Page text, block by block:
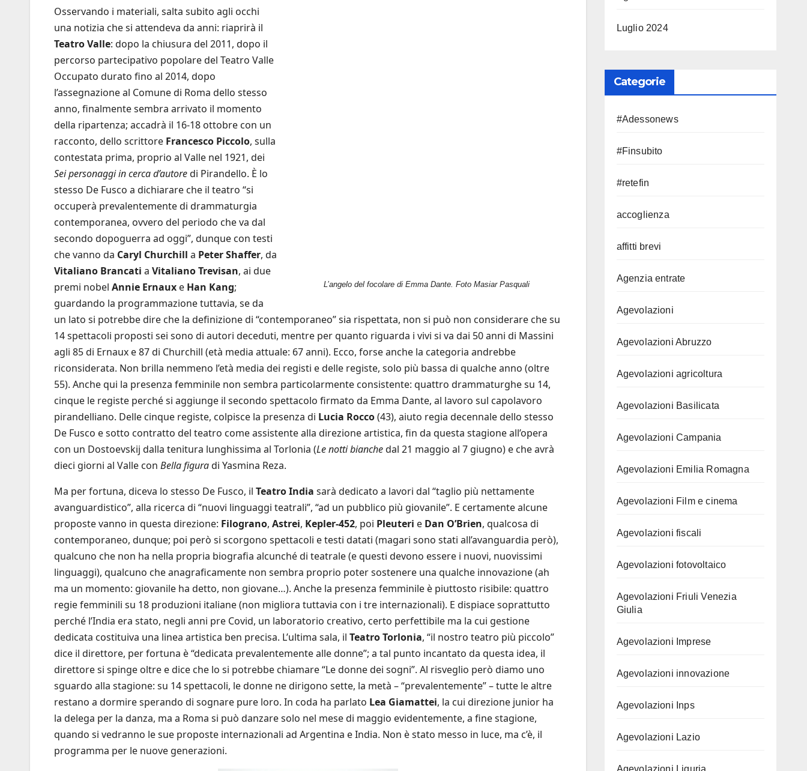
L’angelo del focolare di Emma Dante. Foto Masiar Pasquali
Osservando i materiali, salta subito agli occhi
una notizia che si attendeva da anni: riaprirà il
Teatro Valle: dopo la chiusura del 2011, dopo il
percorso partecipativo popolare del Teatro Valle
Occupato durato fino al 2014, dopo
l’assegnazione al Comune di Roma dello stesso
anno, finalmente sembra arrivato il momento
della ripartenza; accadrà il 16-18 ottobre con un
racconto, dello scrittore Francesco Piccolo, sulla
contestata prima, proprio al Valle nel 1921, dei
Sei personaggi in cerca d’autoredi Pirandello. È lo
stesso De Fusco a dichiarare che il teatro “si
occuperà prevalentemente di drammaturgia
contemporanea, ovvero del periodo che va dal
secondo dopoguerra ad oggi”, dunque con testi
che vanno da Caryl Churchill a Peter Shaffer, da
Vitaliano Brancati a Vitaliano Trevisan, ai due
premi nobel Annie Ernaux e Han Kang;
guardando la programmazione tuttavia, se da
un lato si potrebbe dire che la definizione di “contemporaneo” sia rispettata, non si può non considerare che su
14 spettacoli proposti sei sono di autori deceduti, mentre per quanto riguarda i vivi si va dai 50 anni di Massini
agli 85 di Ernaux e 87 di Churchill (età media attuale: 67 anni). Ecco, forse anche la categoria andrebbe
riconsiderata. Non brilla nemmeno l’età media dei registi e delle registe, solo più bassa di qualche anno (oltre
55). Anche qui la presenza femminile non sembra particolarmente consistente: quattro drammaturghe su 14,
cinque le registe perché si aggiunge il secondo spettacolo firmato da Emma Dante, al lavoro sul capolavoro
pirandelliano. Delle cinque registe, colpisce la presenza di Lucia Rocco(43), aiuto regia decennale dello stesso
De Fusco e sotto contratto del teatro come assistente alla direzione artistica, fin da questa stagione all’opera
con un Dostoevskij dalla tenitura lunghissima al Torlonia (Le notti bianchedal 21 maggio al 7 giugno) e che avrà
dieci giorni al Valle con Bella figuradi Yasmina Reza.
Ma per fortuna, diceva lo stesso De Fusco, il Teatro India sarà dedicato a lavori dal “taglio più nettamente
avanguardistico”, alla ricerca di “nuovi linguaggi teatrali”, “ad un pubblico più giovanile”. E certamente alcune
proposte vanno in questa direzione: Filograno, Astrei, Kepler-452, poi Pleuteri e Dan O’Brien, qualcosa di
contemporaneo, dunque; poi però si scorgono spettacoli e testi datati (magari sono stati all’avanguardia però),
qualcuno che non ha nella propria biografia alcunché di teatrale (e questi devono essere i nuovi, nuovissimi
linguaggi), qualcuno che anagraficamente non sembra proprio poter sostenere una qualche innovazione (ah
ma un momento: giovanile ha detto, non giovane…). Anche la presenza femminile è piuttosto risibile: quattro
regie femminili su 18 produzioni italiane (non migliora tuttavia con i tre internazionali). E dispiace soprattutto
perché l’India era stato, negli anni pre Covid, un laboratorio creativo, certo perfettibile ma la cui gestione
dedicata costituiva una linea artistica ben precisa. L’ultima sala, il Teatro Torlonia, “il nostro teatro più piccolo”
dice il direttore, per fortuna è “dedicata prevalentemente alle donne”; a tal punto incantato da questa idea, il
direttore si spinge oltre e dice che lo si potrebbe chiamare “Le donne dei sogni”. Al risveglio però diamo uno
sguardo alla stagione: su 14 spettacoli, le donne ne dirigono sette, la metà – “prevalentemente” – tutte le altre
restano a dormire sperando di sognare pure loro. In coda ha parlato Lea Giamattei, la cui direzione junior ha
la delega per la danza, ma a Roma si può danzare solo nel mese di maggio evidentemente, a fine stagione,
quando si vedranno le sue proposte internazionali ad Argentina e India. Non è stato messo in luce, ma c’è, il
programma per le nuove generazioni.
Luglio 2024
Categorie
#Adessonews
#Finsubito
#retefin
accoglienza
affitti brevi
Agenzia entrate
Agevolazioni
Agevolazioni Abruzzo
Agevolazioni agricoltura
Agevolazioni Basilicata
Agevolazioni Campania
Agevolazioni Emilia Romagna
Agevolazioni Film e cinema
Agevolazioni fiscali
Agevolazioni fotovoltaico
Agevolazioni Friuli Venezia
Giulia
Agevolazioni Imprese
Agevolazioni innovazione
Agevolazioni Inps
Agevolazioni Lazio
Agevolazioni Liguria